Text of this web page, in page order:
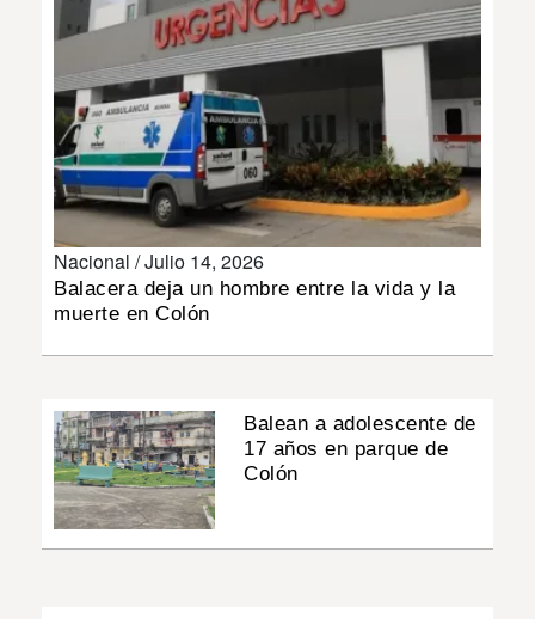
MULTIMEDIA
IMPRESO
Nacional /Julio 14, 2026
Balacera deja un hombre entre la vida y la
muerte en Colón
Balean a adolescente de
17 años en parque de
Colón